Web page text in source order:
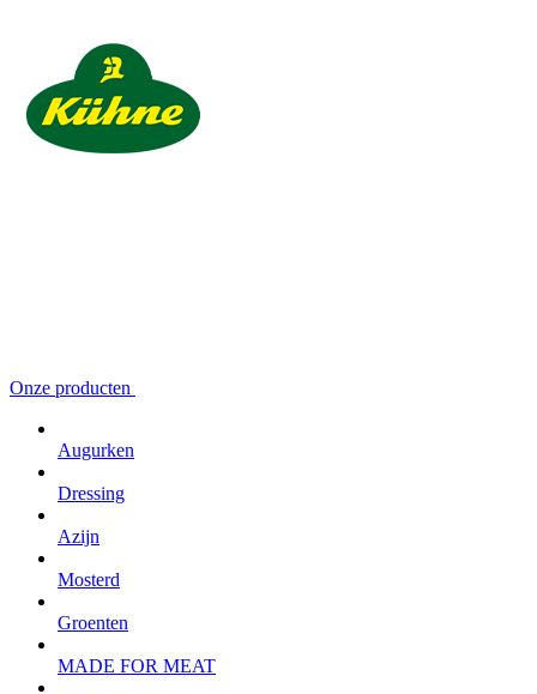
Onze producten
Augurken
Dressing
Azijn
Mosterd
Groenten
MADE FOR MEAT